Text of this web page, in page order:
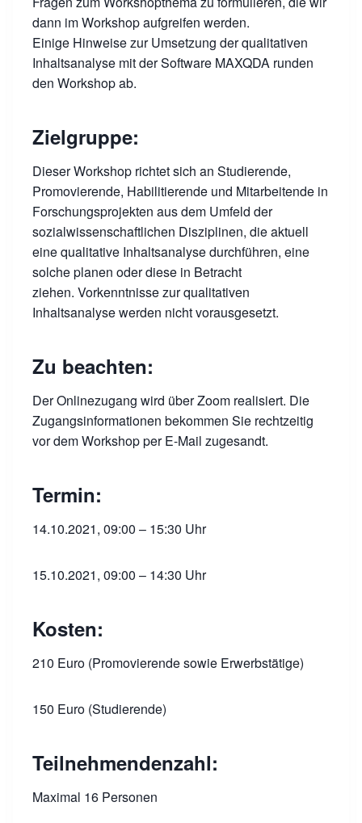
dann im Workshop aufgreifen werden.
Einige Hinweise zur Umsetzung der qualitativen
Inhaltsanalyse mit der Software MAXQDA runden
den Workshop ab.
Zielgruppe:
Dieser Workshop richtet sich an Studierende,
Promovierende, Habilitierende und Mitarbeitende in
Forschungsprojekten aus dem Umfeld der
sozialwissenschaftlichen Disziplinen, die aktuell
eine qualitative Inhaltsanalyse durchführen, eine
solche planen oder diese in Betracht
ziehen. Vorkenntnisse zur qualitativen
Inhaltsanalyse werden nicht vorausgesetzt.
Zu beachten:
Der Onlinezugang wird über Zoom realisiert. Die
Zugangsinformationen bekommen Sie rechtzeitig
vor dem Workshop per E-Mail zugesandt.
Termin:
14.10.2021, 09:00 – 15:30 Uhr
15.10.2021, 09:00 – 14:30 Uhr
Kosten:
210 Euro (Promovierende sowie Erwerbstätige)
150 Euro (Studierende)
Teilnehmendenzahl:
Maximal 16 Personen